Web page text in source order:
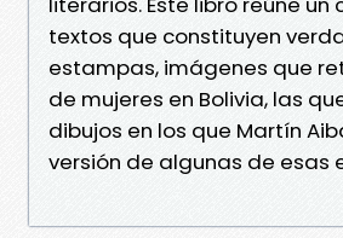
textos que constituyen
estampas, imágenes que
de mujeres en Bolivia, las
dibujos en los que Martín
versión de algunas de esas